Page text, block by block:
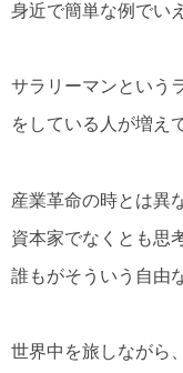
身近で簡単な例でい
サラリーマンという
をしている人が増え
産業革命の時とは異
資本家でなくとも思
誰もがそういう自由
世界中を旅しながら